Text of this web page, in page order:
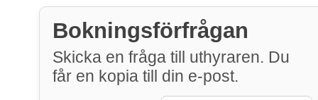
Bokningsförfrågan
Skicka en fråga till uthyraren. Du
får en kopia till din e-post.